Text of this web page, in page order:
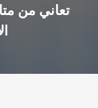
تعاني من